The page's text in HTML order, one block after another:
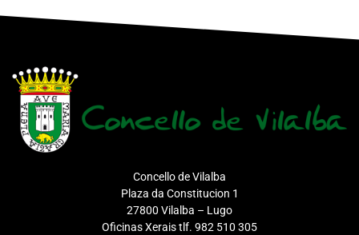
Concello de Vilalba
Plaza da Constitucion 1
27800 Vilalba – Lugo
Oficinas Xerais tlf. 982 510 305